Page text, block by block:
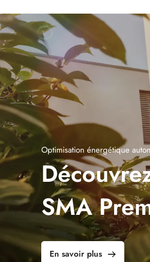
Optimisation énergétique
SMA
En savoir plus